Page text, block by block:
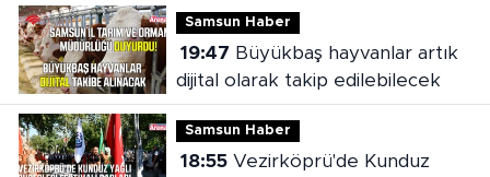
Samsun Haber
19:47
dijital olarak takip edilebilecek
Samsun Haber
18:55Vezirköprü'de Kunduz